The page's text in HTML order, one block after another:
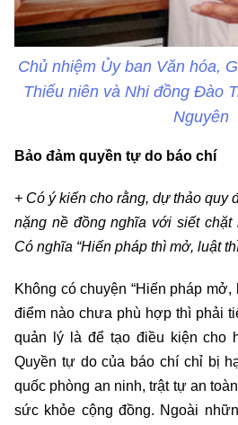
Chủ nhiệm Ủy ban Văn hóa,
Thiếu niên và Nhi đồng Đào
Nguyên
Bảo đảm quyền tự do báo chí
+ Có ý kiến cho rằng, dự thảo quy
nặng nề đồng nghĩa với siết chặt
Có nghĩa “Hiến pháp thì mở, luật
Không có chuyện “Hiến pháp mở,
điểm nào chưa phù hợp thì phải
quản lý là để tạo điều kiện cho
Quyền tự do của báo chí chỉ bị
quốc phòng an ninh, trật tự an
sức khỏe cộng đồng. Ngoài